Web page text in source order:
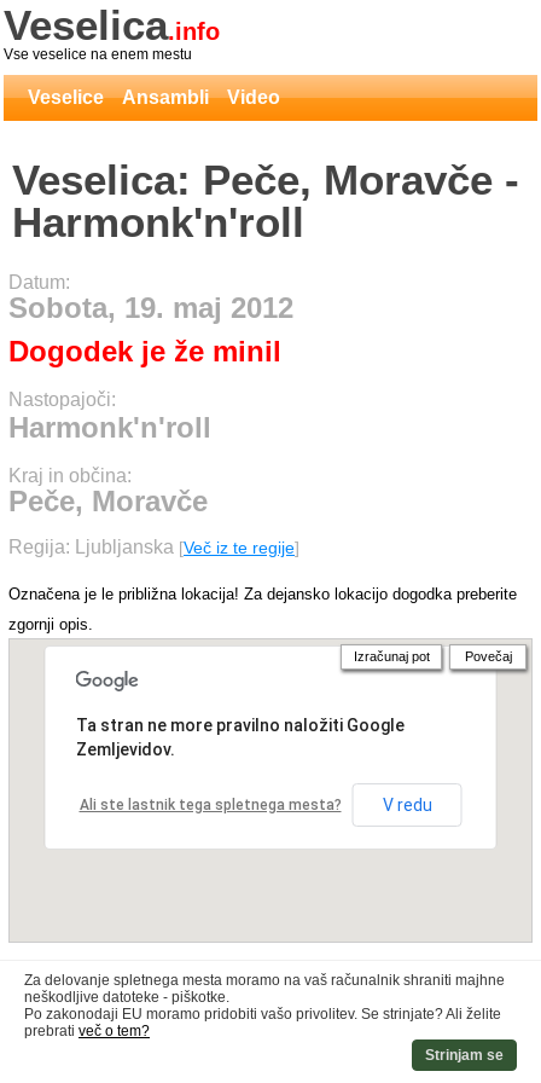
Veselica.info
Vse veselice na enem mestu
Veselice Ansambli Video
Veselica: Peče, Moravče -
Harmonk'n'roll
Datum:
Sobota, 19. maj 2012
Dogodek je že minil
Nastopajoči:
Harmonk'n'roll
Kraj in občina:
Peče, Moravče
Regija: Ljubljanska [Več iz te regije]
Označena je le približna lokacija! Za dejansko lokacijo dogodka preberite
zgornji opis.
Ta stran ne more pravilno naložiti Google
Zemljevidov.
Ali ste lastnik tega spletnega mesta? V redu
Izračunaj pot Povečaj
Za delovanje spletnega mesta moramo na vaš računalnik shraniti majhne
neškodljive datoteke - piškotke.
Po zakonodaji EU moramo pridobiti vašo privolitev. Se strinjate? Ali želite
prebrati več o tem?
Strinjam se